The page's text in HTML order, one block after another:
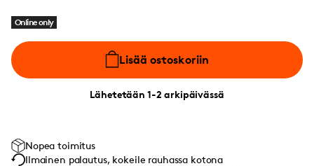
Online only
Lisää ostoskoriin
Lähetetään 1-2 arkipäivässä
Nopea toimitus
Ilmainen palautus, kokeile rauhassa kotona